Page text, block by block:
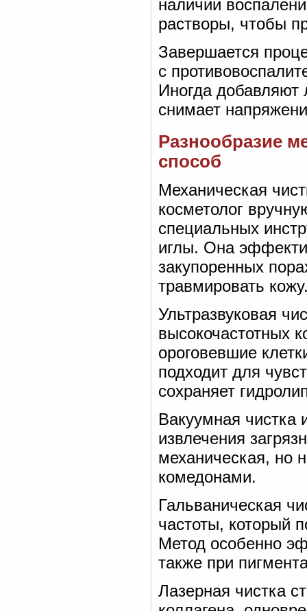
наличии
растворы, чтобы
Завершается
с
Иногда
снимает
Разнообразие
способ
Механическая
косметолог
специальных
иглы. Она
закупоренных
травмировать
Ультразвуковая
высокочастотных
ороговевшие
подходит для
сохраняет
Вакуумная чистка
извлечения
механическая, но
комедонами.
Гальваническая
частоты, который
Метод особенно
также при
Лазерная чистка